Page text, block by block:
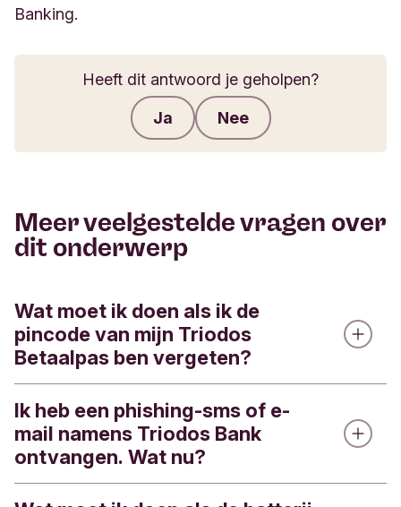
Banking.
Heeft dit antwoord je geholpen?
Ja Nee
Meer veelgestelde vragen over
dit onderwerp
Wat moet ik doen als ik de
pincode van mijn Triodos
Betaalpas ben vergeten?
Je kunt de pincode van je Triodos Betaalpas via
de Triodos app inzien.
Zo werkt het:
Ik heb een phishing-sms of e-
mail namens Triodos Bank
ontvangen. Wat nu?